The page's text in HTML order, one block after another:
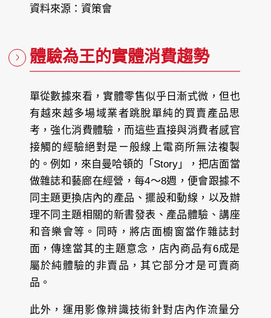
資料來源：資策會
體驗為王的實體消費趨勢
單從數據來看，實體零售似乎日漸式微，但也
有越來越多場域業者跳脫單純的買賣產品思
考，強化消費體驗，而這些直接與消費者感官
接觸的經驗絕對是ㄧ般線上電商所無法複製
的。例如，來自曼哈頓的「Story」，把店面當
做雜誌和藝廊在經營，每4～8週，便會跟據不
同主題更換店內的產品、擺設和動線，以及辦
理不同主題相關的新書發表、產品體驗、講座
和音樂會等。同時，將店面櫥窗當作雜誌封
面，傳達當其的主題意念，店內商品有6成是
屬於純體驗的非賣品，其它部分才是可賣商
品。
此外，運用影像辨識技術針對店內作流量分